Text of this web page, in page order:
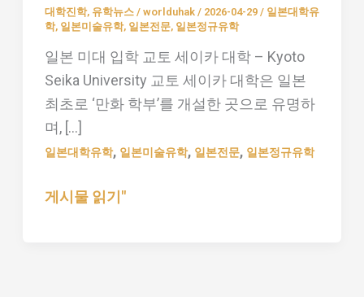
대학진학, 유학뉴스/ worlduhak / 2026-04-29 / 일본대학유
학, 일본미술유학, 일본전문, 일본정규유학
일본 미대 입학 교토 세이카 대학 – Kyoto
Seika University 교토 세이카 대학은 일본
최초로 ‘만화 학부’를 개설한 곳으로 유명하
며, […]
일본대학유학, 일본미술유학, 일본전문, 일본정규유학
세
이
카,
무
사
타
게시물 읽기"